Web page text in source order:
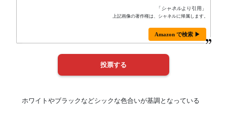
「 シャネルより引用」
上記画像の著作権は、シャネルに帰属します。
Amazon で検索 ▶
ホワイトやブラックなどシックな色合いが基調となっている